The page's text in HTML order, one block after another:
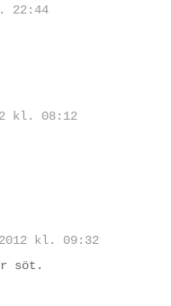
22:44
kl. 08:12
kl. 09:32
söt.